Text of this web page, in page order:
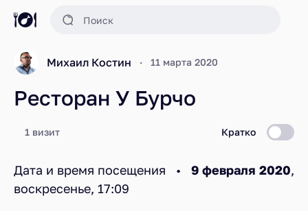
Михаил Костин 11 марта 2020
Ресторан У Бурчо
1 визит Кратко
Дата и время посещения • 9 февраля 2020,
воскресенье, 17:09